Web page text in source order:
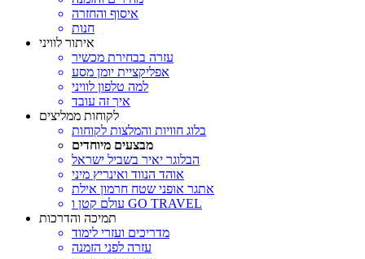
איסוף והחזרה
חנות
איתור לוויני
עזרה בבחירת מכשיר
אפליקציית יומן מסע
למה טלפון לוויני
איך זה עובד
לקוחות ממליצים
בלוג חוויות והמלצות לקוחות
מבצעים מיוחדים
הבלוגר יאיר בשביל ישראל
אוהד הנווד ואינריץ מיני
אתגר אופני שטח חרמון אילת
עולם קטן ו GO TRAVEL
תמיכה והדרכות
מדריכים ועזרי לימוד
עזרה לפני הזמנה